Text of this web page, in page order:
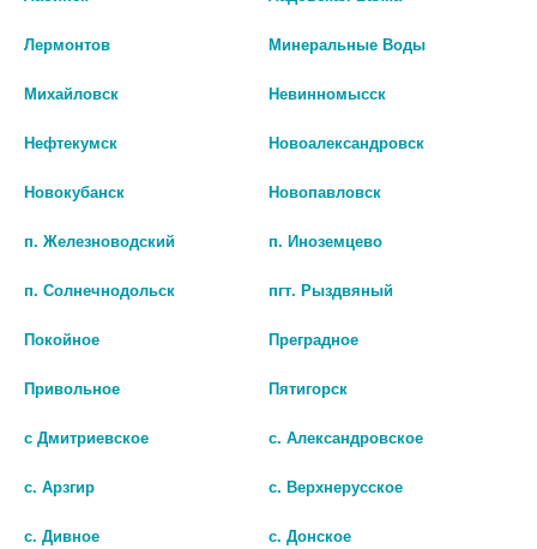
МЕТРОДЕНТ 20Г. СТОМАТ.
ГЕЛЬ
МЕТРОДЕНТ 20Г. СТОМАТ.
ГЕЛЬ АНАНАС
Лермонтов Минеральные Воды
Михайловск Невинномысск
Нефтекумск Новоалександровск
Новокубанск Новопавловск
п. Железноводский п. Иноземцево
п. Солнечнодольск пгт. Рыздвяный
Покойное Преградное
Привольное Пятигорск
с Дмитриевское с. Александровское
с. Арзгир с. Верхнерусское
с. Дивное с. Донское